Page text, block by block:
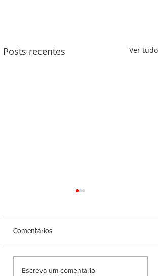
Posts recentes Ver tudo
Após convenção do
Comentários
Escreva um comentário